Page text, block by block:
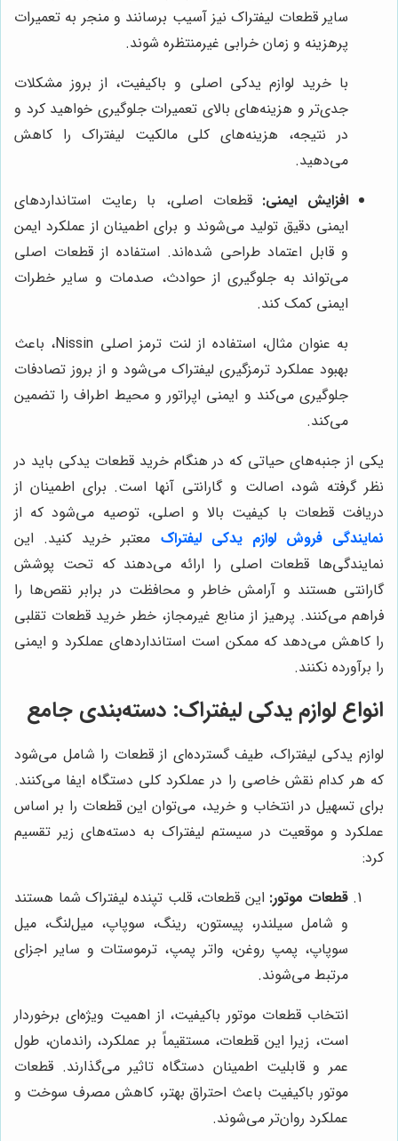
سایر قطعات لیفتراک نیز آسیب برسانند و منجر به تعمیرات
پرهزینه و زمان خرابی غیرمنتظره شوند.
با خرید لوازم یدکی اصلی و باکیفیت، از بروز مشکلات
جدی‌تر و هزینه‌های بالای تعمیرات جلوگیری خواهید کرد و
در نتیجه، هزینه‌های کلی مالکیت لیفتراک را کاهش
می‌دهید.
افزایش ایمنی: قطعات اصلی، با رعایت استانداردهای
ایمنی دقیق تولید می‌شوند و برای اطمینان از عملکرد ایمن
و قابل اعتماد طراحی شده‌اند. استفاده از قطعات اصلی
می‌تواند به جلوگیری از حوادث، صدمات و سایر خطرات
ایمنی کمک کند.
به عنوان مثال، استفاده از لنت ترمز اصلی Nissin، باعث
بهبود عملکرد ترمزگیری لیفتراک می‌شود و از بروز تصادفات
جلوگیری می‌کند و ایمنی اپراتور و محیط اطراف را تضمین
می‌کند.
یکی از جنبه‌های حیاتی که در هنگام خرید قطعات یدکی باید در
نظر گرفته شود، اصالت و گارانتی آنها است. برای اطمینان از
دریافت قطعات با کیفیت بالا و اصلی، توصیه می‌شود که از
نمایندگی فروش لوازم یدکی لیفتراک معتبر خرید کنید. این
نمایندگی‌ها قطعات اصلی را ارائه می‌دهند که تحت پوشش
گارانتی هستند و آرامش خاطر و محافظت در برابر نقص‌ها را
فراهم می‌کنند. پرهیز از منابع غیرمجاز، خطر خرید قطعات تقلبی
را کاهش می‌دهد که ممکن است استانداردهای عملکرد و ایمنی
را برآورده نکنند.
انواع لوازم یدکی لیفتراک: دسته‌بندی جامع
لوازم یدکی لیفتراک، طیف گسترده‌ای از قطعات را شامل می‌شود
که هر کدام نقش خاصی را در عملکرد کلی دستگاه ایفا می‌کنند.
برای تسهیل در انتخاب و خرید، می‌توان این قطعات را بر اساس
عملکرد و موقعیت در سیستم لیفتراک به دسته‌های زیر تقسیم
کرد:
قطعات موتور: این قطعات، قلب تپنده لیفتراک شما هستند
و شامل سیلندر، پیستون، رینگ، سوپاپ، میل‌لنگ، میل
سوپاپ، پمپ روغن، واتر پمپ، ترموستات و سایر اجزای
مرتبط می‌شوند.
انتخاب قطعات موتور باکیفیت، از اهمیت ویژه‌ای برخوردار
است، زیرا این قطعات، مستقیماً بر عملکرد، راندمان، طول
عمر و قابلیت اطمینان دستگاه تاثیر می‌گذارند. قطعات
موتور باکیفیت باعث احتراق بهتر، کاهش مصرف سوخت و
عملکرد روان‌تر می‌شوند.